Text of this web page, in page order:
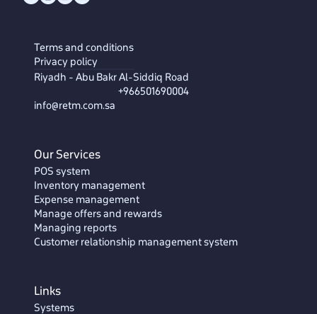
Links
Systems
Our Services
POS system
Inventory management
Expense management
Manage offers and rewards
Managing reports
Customer relationship management system
Terms and conditions
Privacy policy
Riyadh - Abu Bakr Al-Siddiq Road
+966501690004
info@retm.com.sa